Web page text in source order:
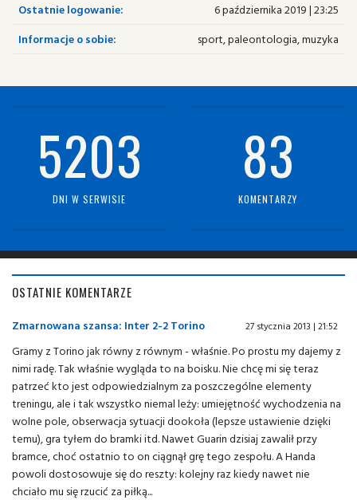
Ostatnie logowanie:
6 października 2019 | 23:25
Informacje o sobie:
sport, paleontologia, muzyka
5203
DNI W SERWISIE
83
KOMENTARZY
OSTATNIE KOMENTARZE
Zmarnowana szansa: Inter 2-2 Torino 27 stycznia 2013 | 21:52
Gramy z Torino jak równy z równym - właśnie. Po prostu my dajemy z
nimi radę. Tak właśnie wygląda to na boisku. Nie chcę mi się teraz
patrzeć kto jest odpowiedzialnym za poszczególne elementy
treningu, ale i tak wszystko niemal leży: umiejętność wychodzenia na
wolne pole, obserwacja sytuacji dookoła (lepsze ustawienie dzięki
temu), gra tyłem do bramki itd. Nawet Guarin dzisiaj zawalił przy
bramce, choć ostatnio to on ciągnął grę tego zespołu. A Handa
powoli dostosowuje się do reszty: kolejny raz kiedy nawet nie
chciało mu się rzucić za piłką...